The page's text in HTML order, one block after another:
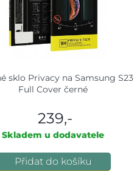
sklo Privacy na Samsung S23
Full Cover černé
239,-
Skladem u dodavatele
Přidat do košíku